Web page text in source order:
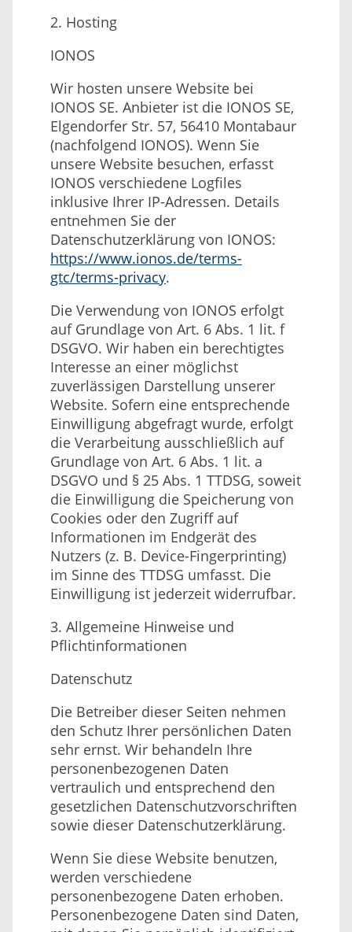
2. Hosting
IONOS
Wir hosten unsere Website bei
IONOS SE. Anbieter ist die IONOS SE,
Elgendorfer Str. 57, 56410 Montabaur
(nachfolgend IONOS). Wenn Sie
unsere Website besuchen, erfasst
IONOS verschiedene Logfiles
inklusive Ihrer IP-Adressen. Details
entnehmen Sie der
Datenschutzerklärung von IONOS:
https://www.ionos.de/terms-
gtc/terms-privacy.
Die Verwendung von IONOS erfolgt
auf Grundlage von Art. 6 Abs. 1 lit. f
DSGVO. Wir haben ein berechtigtes
Interesse an einer möglichst
zuverlässigen Darstellung unserer
Website. Sofern eine entsprechende
Einwilligung abgefragt wurde, erfolgt
die Verarbeitung ausschließlich auf
Grundlage von Art. 6 Abs. 1 lit. a
DSGVO und § 25 Abs. 1 TTDSG, soweit
die Einwilligung die Speicherung von
Cookies oder den Zugriff auf
Informationen im Endgerät des
Nutzers (z. B. Device-Fingerprinting)
im Sinne des TTDSG umfasst. Die
Einwilligung ist jederzeit widerrufbar.
3. Allgemeine Hinweise und
Pflicht­informationen
Datenschutz
Die Betreiber dieser Seiten nehmen
den Schutz Ihrer persönlichen Daten
sehr ernst. Wir behandeln Ihre
personenbezogenen Daten
vertraulich und entsprechend den
gesetzlichen Datenschutzvorschriften
sowie dieser Datenschutzerklärung.
Wenn Sie diese Website benutzen,
werden verschiedene
personenbezogene Daten erhoben.
Personenbezogene Daten sind Daten,